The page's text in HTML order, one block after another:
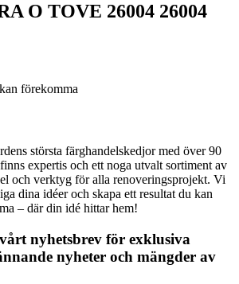
O TOVE 26004 26004
förekomma
största färghandelskedjor med över 90
expertis och ett noga utvalt sortiment av
och verktyg för alla renoveringsprojekt. Vi
dina idéer och skapa ett resultat du kan
– där din idé hittar hem!
nyhetsbrev för exklusiva
nyheter och mängder av